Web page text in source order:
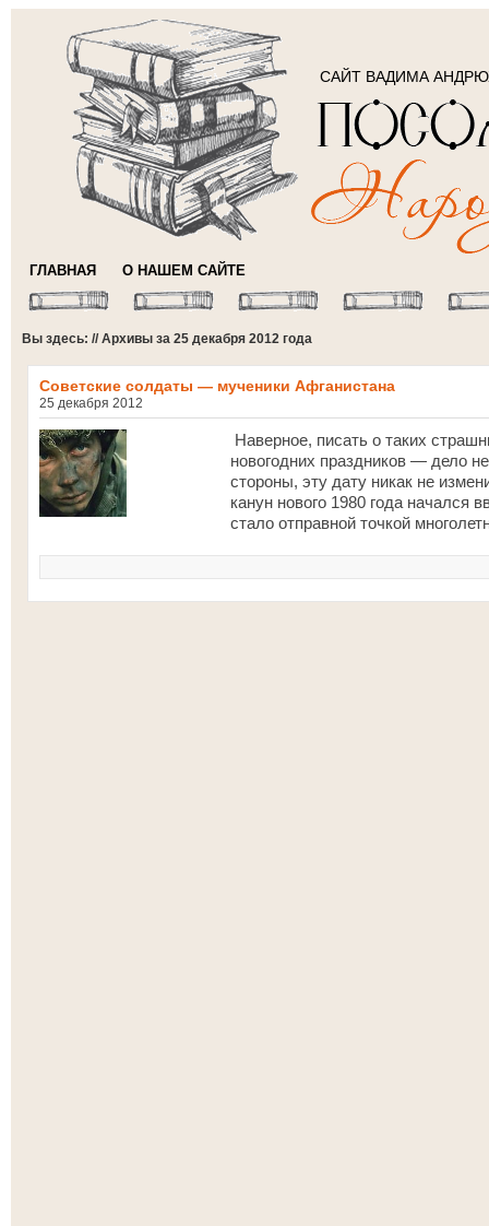
САЙТ ВАДИМА
ГЛАВНАЯ О НАШЕМ САЙТЕ
Вы здесь: // Архивы за 25 декабря 2012 года
Советские солдаты — мученики Афганистана
25 декабря 2012
Наверное, писать о таких
новогодних праздников — дело
стороны, эту дату никак не
канун нового 1980 года начался
стало отправной точкой